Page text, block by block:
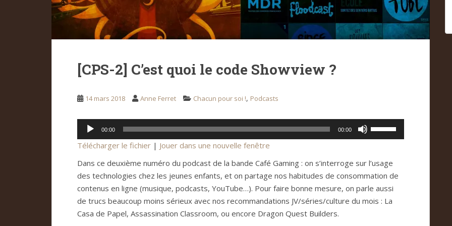
[CPS-2] C’est quoi le code Showview ?
14 mars 2018 Anne Ferret Chacun pour soi !, Podcasts
Lecteur
audio
00:00 00:00
les
haut/bas
pour
augmenter
ou
Télécharger le fichier | Jouer dans une nouvelle fenêtre
Dans ce deuxième numéro du podcast de la bande Café Gaming : on s’interroge sur l’usage
des technologies chez les jeunes enfants, et on partage nos habitudes de consommation de
contenus en ligne (musique, podcasts, YouTube…). Pour faire bonne mesure, on parle aussi
de trucs beaucoup moins sérieux avec nos recommandations JV/séries/culture du mois : La
Casa de Papel, Assassination Classroom, ou encore Dragon Quest Builders.